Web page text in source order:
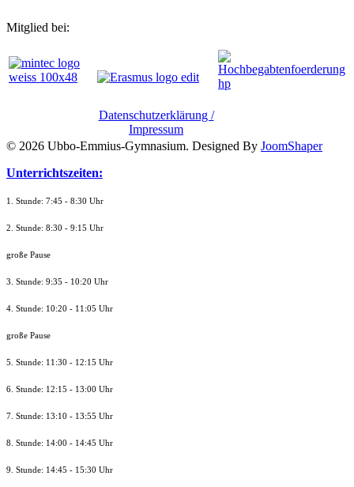
Mitglied bei:
Datenschutzerklärung /
Impressum
© 2026 Ubbo-Emmius-Gymnasium. Designed By JoomShaper
Unterrichtszeiten:
1. Stunde: 7:45 - 8:30 Uhr
2. Stunde: 8:30 - 9:15 Uhr
große Pause
3. Stunde: 9:35 - 10:20 Uhr
4. Stunde: 10:20 - 11:05 Uhr
große Pause
5. Stunde: 11:30 - 12:15 Uhr
6. Stunde: 12:15 - 13:00 Uhr
7. Stunde: 13:10 - 13:55 Uhr
8. Stunde: 14:00 - 14:45 Uhr
9. Stunde: 14:45 - 15:30 Uhr